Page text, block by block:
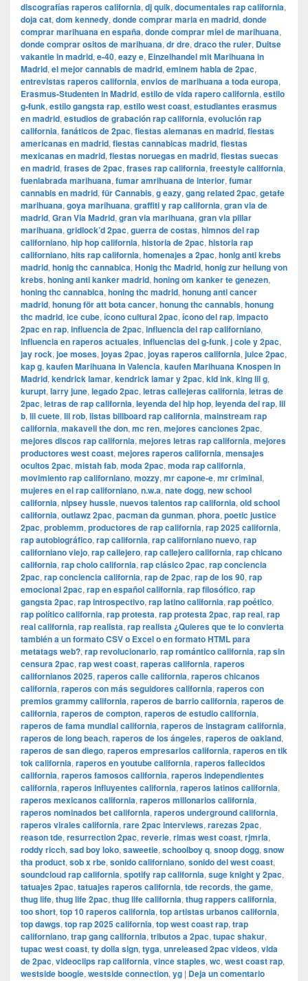
discografías raperos california, dj quik, documentales rap california,
doja cat, dom kennedy, donde comprar maria en madrid, donde
comprar marihuana en españa, donde comprar miel de marihuana,
donde comprar ositos de marihuana, dr dre, draco the ruler, Duitse
vakantie in madrid, e-40, eazy e, Einzelhandel mit Marihuana in
Madrid, el mejor cannabis de madrid, eminem habla de 2pac,
entrevistas raperos california, envios de marihuana a toda europa,
Erasmus-Studenten in Madrid, estilo de vida rapero california, estilo
g-funk, estilo gangsta rap, estilo west coast, estudiantes erasmus
en madrid, estudios de grabación rap california, evolución rap
california, fanáticos de 2pac, fiestas alemanas en madrid, fiestas
americanas en madrid, fiestas cannabicas madrid, fiestas
mexicanas en madrid, fiestas noruegas en madrid, fiestas suecas
en madrid, frases de 2pac, frases rap california, freestyle california,
fuenlabrada marihuana, fumar amrihuana de interior, fumar
cannabis en madrid, für Cannabis, g eazy, gang related 2pac, getafe
marihuana, goya marihuana, graffiti y rap california, gran via de
madrid, ​​Gran Via Madrid, gran via marihuana, gran via pillar
marihuana, gridlock’d 2pac, guerra de costas, himnos del rap
californiano, hip hop california, historia de 2pac, historia rap
californiano, hits rap california, homenajes a 2pac, honig anti krebs
madrid, honig thc cannabica, Honig thc Madrid, honig zur heilung von
krebs, honing anti kanker madrid, honing om kanker te genezen,
honing thc cannabica, honing thc madrid, honung anti cancer
madrid, honung för att bota cancer, honung thc cannabis, honung
thc madrid, ice cube, ícono cultural 2pac, ícono del rap, impacto
2pac en rap, influencia de 2pac, influencia del rap californiano,
influencia en raperos actuales, influencias del g-funk, j cole y 2pac,
jay rock, joe moses, joyas 2pac, joyas raperos california, juice 2pac,
kap g, kaufen Marihuana in Valencia, kaufen Marihuana Knospen in
Madrid, kendrick lamar, kendrick lamar y 2pac, kid ink, king lil g,
kurupt, larry june, legado 2pac, letras callejeras california, letras de
2pac, letras de rap california, leyenda del hip hop, leyenda del rap, lil
b, lil cuete, lil rob, listas billboard rap california, mainstream rap
california, makaveli the don, mc ren, mejores canciones 2pac,
mejores discos rap california, mejores letras rap california, mejores
productores west coast, mejores raperos california, mensajes
ocultos 2pac, mistah fab, moda 2pac, moda rap california,
movimiento rap californiano, mozzy, mr capone-e, mr criminal,
mujeres en el rap californiano, n.w.a, nate dogg, new school
california, nipsey hussle, nuevos talentos rap california, old school
california, outlawz 2pac, pacman da gunman, phora, poetic justice
2pac, problemm, productores de rap california, rap 2025 california,
rap autobiográfico, rap california, rap californiano nuevo, rap
californiano viejo, rap callejero, rap callejero california, rap chicano
california, rap cholo california, rap clásico 2pac, rap conciencia
2pac, rap conciencia california, rap de 2pac, rap de los 90, rap
emocional 2pac, rap en español california, rap filosófico, rap
gangsta 2pac, rap introspectivo, rap latino california, rap poético,
rap político california, rap protesta, rap protesta 2pac, rap real, rap
real california, rap realista, rap realista ¿Quieres que te lo convierta
también a un formato CSV o Excel o en formato HTML para
metatags web?, rap revolucionario, rap romántico california, rap sin
censura 2pac, rap west coast, raperas california, raperos
californianos 2025, raperos calle california, raperos chicanos
california, raperos con más seguidores california, raperos con
premios grammy california, raperos de barrio california, raperos de
california, raperos de compton, raperos de estudio california,
raperos de fama mundial california, raperos de instagram california,
raperos de long beach, raperos de los ángeles, raperos de oakland,
raperos de san diego, raperos empresarios california, raperos en tik
tok california, raperos en youtube california, raperos fallecidos
california, raperos famosos california, raperos independientes
california, raperos influyentes california, raperos latinos california,
raperos mexicanos california, raperos millonarios california,
raperos nominados bet california, raperos underground california,
raperos virales california, rare 2pac interviews, rarezas 2pac,
reason tde, resurrection 2pac, reverie, rimas west coast, rjmrla,
roddy ricch, sad boy loko, saweetie, schoolboy q, snoop dogg, snow
tha product, sob x rbe, sonido californiano, sonido del west coast,
soundcloud rap california, spotify rap california, suge knight y 2pac,
tatuajes 2pac, tatuajes raperos california, tde records, the game,
thug life, thug life 2pac, thug life california, thug rappers california,
too short, top 10 raperos california, top artistas urbanos california,
top dawgs, top rap 2025 california, top west coast rap, trap
californiano, trap gang california, tributos a 2pac, tupac shakur,
tupac west coast, ty dolla sign, tyga, unreleased 2pac videos, vida
de 2pac, videoclips rap california, vince staples, wc, west coast rap,
westside boogie, westside connection, yg | Deja un comentario